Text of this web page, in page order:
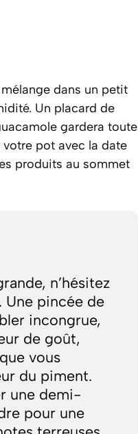
dans un petit
Un placard de
gardera toute
pot avec la date
produits au sommet
n’hésitez
Une pincée de
incongrue,
de goût,
vous
du piment.
une demi-
pour une